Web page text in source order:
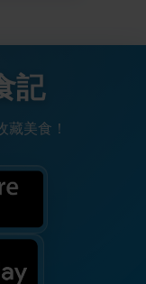
記
藏美食！